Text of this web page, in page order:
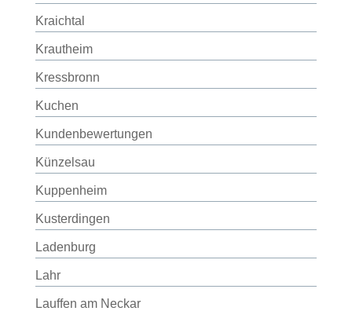
Kraichtal
Krautheim
Kressbronn
Kuchen
Kundenbewertungen
Künzelsau
Kuppenheim
Kusterdingen
Ladenburg
Lahr
Lauffen am Neckar